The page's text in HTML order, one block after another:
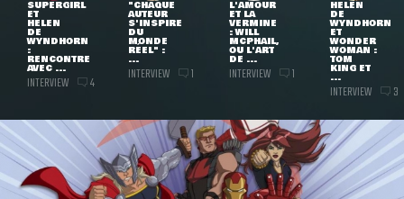
SUPERGIRL
ET
HELEN
DE
WYNDHORN
:
RENCONTRE
AVEC ...
INTERVIEW 4
"CHAQUE
AUTEUR
S'INSPIRE
DU
MONDE
RÉEL" :
...
INTERVIEW 1
L'AMOUR
ET LA
VERMINE
: WILL
MCPHAIL,
OU L'ART
DE ...
INTERVIEW 1
HELEN
DE
WYNDHORN
ET
WONDER
WOMAN :
TOM
KING ET
...
INTERVIEW 3